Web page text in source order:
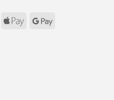
MasterCard
Apple Google